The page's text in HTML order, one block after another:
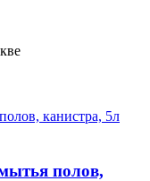
полов,